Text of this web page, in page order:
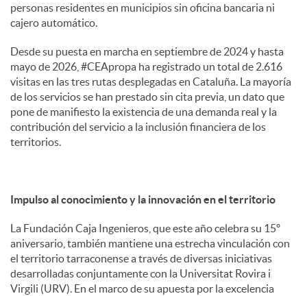
personas residentes en municipios sin oficina bancaria ni
cajero automático.
Desde su puesta en marcha en septiembre de 2024 y hasta
mayo de 2026, #CEApropa ha registrado un total de 2.616
visitas en las tres rutas desplegadas en Cataluña. La mayoría
de los servicios se han prestado sin cita previa, un dato que
pone de manifiesto la existencia de una demanda real y la
contribución del servicio a la inclusión financiera de los
territorios.
Impulso al conocimiento y la innovación en el territorio
La Fundación Caja Ingenieros, que este año celebra su 15º
aniversario, también mantiene una estrecha vinculación con
el territorio tarraconense a través de diversas iniciativas
desarrolladas conjuntamente con la Universitat Rovira i
Virgili (URV). En el marco de su apuesta por la excelencia